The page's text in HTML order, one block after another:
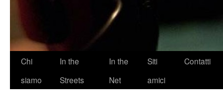
Saltar
Chi
siamo
In the
Streets
In the
Net
Siti
amici
Contatti